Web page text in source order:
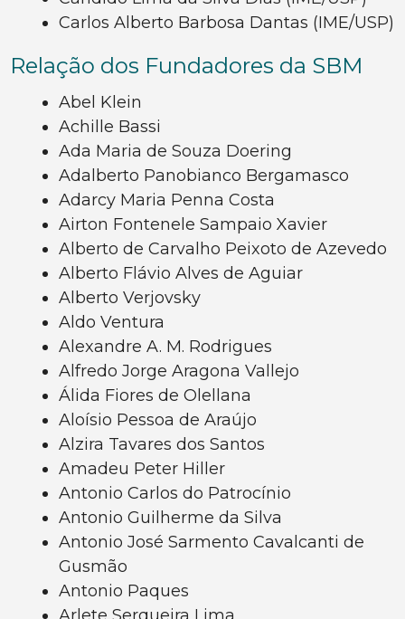
Carlos Alberto Barbosa Dantas (IME/USP)
Relação dos Fundadores da SBM
Abel Klein
Achille Bassi
Ada Maria de Souza Doering
Adalberto Panobianco Bergamasco
Adarcy Maria Penna Costa
Airton Fontenele Sampaio Xavier
Alberto de Carvalho Peixoto de Azevedo
Alberto Flávio Alves de Aguiar
Alberto Verjovsky
Aldo Ventura
Alexandre A. M. Rodrigues
Alfredo Jorge Aragona Vallejo
Álida Fiores de Olellana
Aloísio Pessoa de Araújo
Alzira Tavares dos Santos
Amadeu Peter Hiller
Antonio Carlos do Patrocínio
Antonio Guilherme da Silva
Antonio José Sarmento Cavalcanti de
Gusmão
Antonio Paques